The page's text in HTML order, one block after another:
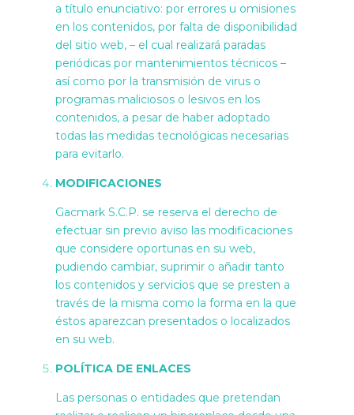
a título enunciativo: por errores u omisiones
en los contenidos, por falta de disponibilidad
del sitio web, – el cual realizará paradas
periódicas por mantenimientos técnicos –
así como por la transmisión de virus o
programas maliciosos o lesivos en los
contenidos, a pesar de haber adoptado
todas las medidas tecnológicas necesarias
para evitarlo.
MODIFICACIONES
Gacmark S.C.P. se reserva el derecho de
efectuar sin previo aviso las modificaciones
que considere oportunas en su web,
pudiendo cambiar, suprimir o añadir tanto
los contenidos y servicios que se presten a
través de la misma como la forma en la que
éstos aparezcan presentados o localizados
en su web.
POLÍTICA DE ENLACES
Las personas o entidades que pretendan